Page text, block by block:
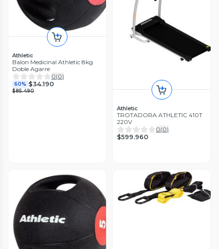
Athletic
Balon Medicinal Athletic 8kg
Doble Agarre
0(0)
60% $34.190
$85.490
Athletic
TROTADORA ATHLETIC 410T
220V
0(0)
$599.960